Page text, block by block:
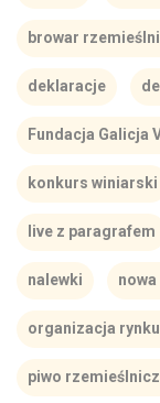
browar
deklaracje
Fundacja Galicja
konkurs winiarski
live z paragrafem
nalewki
organizacja
piwo